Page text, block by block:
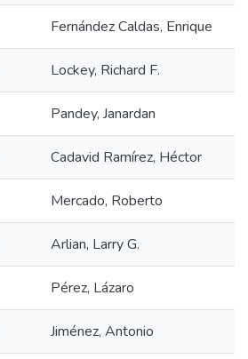
Fernández Caldas, Enrique
Lockey, Richard F.
Pandey, Janardan
Cadavid Ramírez, Héctor
Mercado, Roberto
Arlian, Larry G.
Pérez, Lázaro
Jiménez, Antonio